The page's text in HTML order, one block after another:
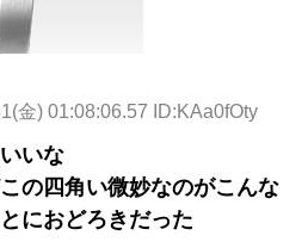
金) 01:08:06.57 ID:KAa0fOty
いな
の四角い微妙なのがこんな
におどろきだった